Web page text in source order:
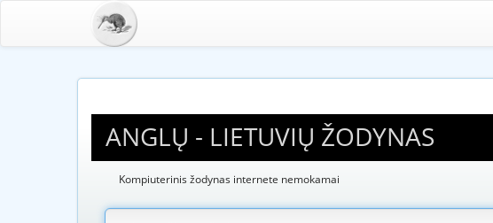
ANGLŲ - LIETUVIŲ ŽODYNAS
Kompiuterinis žodynas internete nemokamai